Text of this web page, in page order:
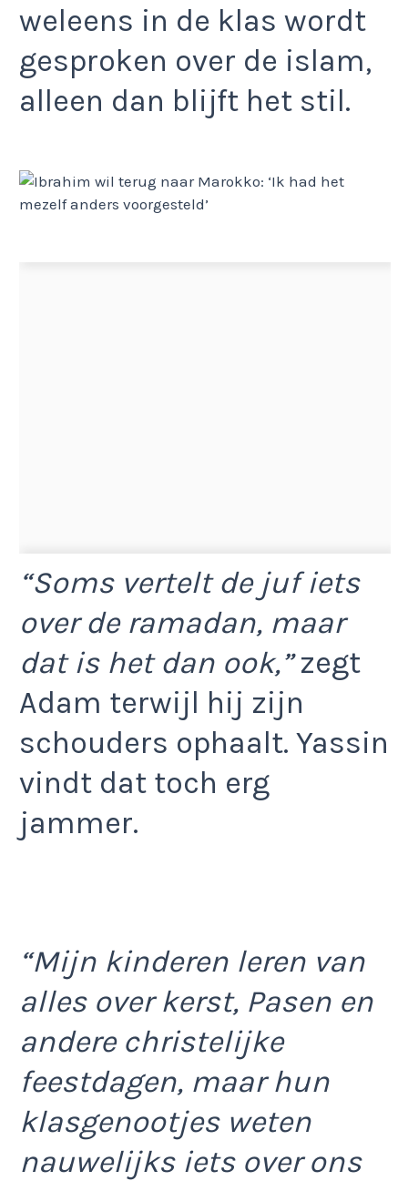
weleens in de klas wordt
gesproken over de islam,
alleen dan blijft het stil.
“Soms vertelt de juf iets
over de ramadan, maar
dat is het dan ook,”zegt
Adam terwijl hij zijn
schouders ophaalt. Yassin
vindt dat toch erg
jammer.
“Mijn kinderen leren van
alles over kerst, Pasen en
andere christelijke
feestdagen, maar hun
klasgenootjes weten
nauwelijks iets over ons